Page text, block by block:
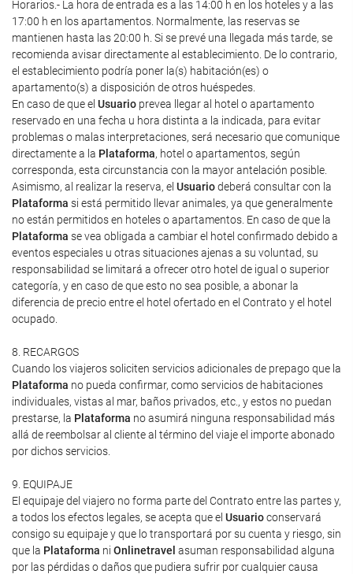
Horarios.- La hora de entrada es a las 14:00 h en los hoteles y a las
17:00 h en los apartamentos. Normalmente, las reservas se
mantienen hasta las 20:00 h. Si se prevé una llegada más tarde, se
recomienda avisar directamente al establecimiento. De lo contrario,
el establecimiento podría poner la(s) habitación(es) o
apartamento(s) a disposición de otros huéspedes.
En caso de que el Usuario prevea llegar al hotel o apartamento
reservado en una fecha u hora distinta a la indicada, para evitar
problemas o malas interpretaciones, será necesario que comunique
directamente a la Plataforma, hotel o apartamentos, según
corresponda, esta circunstancia con la mayor antelación posible.
Asimismo, al realizar la reserva, el Usuariodeberá consultar con la
Plataforma si está permitido llevar animales, ya que generalmente
no están permitidos en hoteles o apartamentos. En caso de que la
Plataforma se vea obligada a cambiar el hotel confirmado debido a
eventos especiales u otras situaciones ajenas a su voluntad, su
responsabilidad se limitará a ofrecer otro hotel de igual o superior
categoría, y en caso de que esto no sea posible, a abonar la
diferencia de precio entre el hotel ofertado en el Contrato y el hotel
ocupado.
8. RECARGOS
Cuando los viajeros soliciten servicios adicionales de prepago que la
Plataforma no pueda confirmar, como servicios de habitaciones
individuales, vistas al mar, baños privados, etc., y estos no puedan
prestarse, la Plataforma no asumirá ninguna responsabilidad más
allá de reembolsar al cliente al término del viaje el importe abonado
por dichos servicios.
9. EQUIPAJE
El equipaje del viajero no forma parte del Contrato entre las partes y,
a todos los efectos legales, se acepta que el Usuarioconservará
consigo su equipaje y que lo transportará por su cuenta y riesgo, sin
que la Plataforma ni Onlinetravel asuman responsabilidad alguna
por las pérdidas o daños que pudiera sufrir por cualquier causa